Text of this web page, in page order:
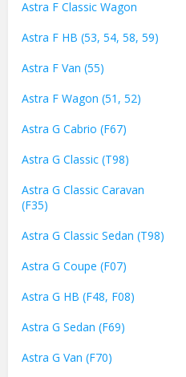
Astra F Classic Wagon
Astra F HB (53, 54, 58, 59)
Astra F Van (55)
Astra F Wagon (51, 52)
Astra G Cabrio (F67)
Astra G Classic (T98)
Astra G Classic Caravan
(F35)
Astra G Classic Sedan (T98)
Astra G Coupe (F07)
Astra G HB (F48, F08)
Astra G Sedan (F69)
Astra G Van (F70)